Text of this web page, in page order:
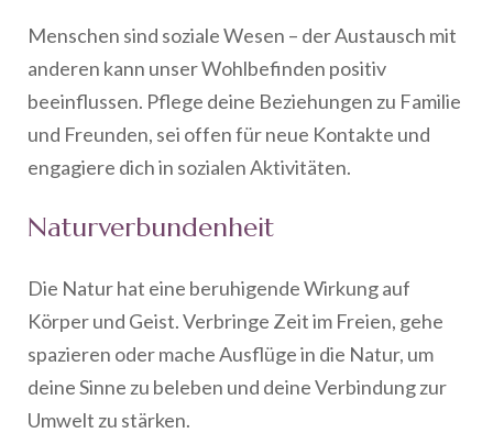
Menschen sind soziale Wesen – der Austausch mit
anderen kann unser Wohlbefinden positiv
beeinflussen. Pflege deine Beziehungen zu Familie
und Freunden, sei offen für neue Kontakte und
engagiere dich in sozialen Aktivitäten.
Naturverbundenheit
Die Natur hat eine beruhigende Wirkung auf
Körper und Geist. Verbringe Zeit im Freien, gehe
spazieren oder mache Ausflüge in die Natur, um
deine Sinne zu beleben und deine Verbindung zur
Umwelt zu stärken.